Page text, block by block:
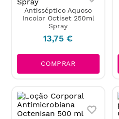
Antisséptico Aquoso
Incolor Octiset 250ml
Spray
13,75 €
COMPRAR